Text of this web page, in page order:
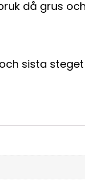
då grus
sista